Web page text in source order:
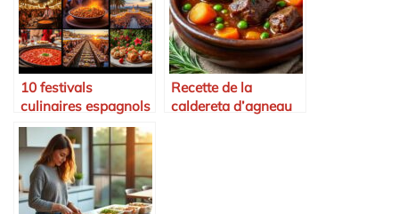
10 festivals
culinaires espagnols
incontournables
Recette de la
caldereta d’agneau